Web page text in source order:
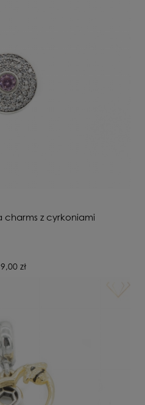
charms z cyrkoniami
zł